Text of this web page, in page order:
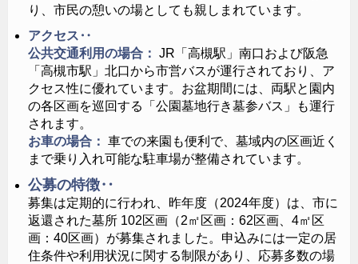
明るさを感じさせます。世代を超えて安心して受け継
ぐことができ、大切な方を祀るにふさわしい佇まいで
す。
り、市民の憩いの場としても親しまれています。
アクセス‥
公共交通利用の場合： JR「高槻駅」南口および阪急
「高槻市駅」北口から市営バスが運行されており、ア
クセス性に優れています。お盆期間には、両駅と園内
の各区画を巡回する「公園墓地行き墓参バス」も運行
されます。
お車の場合： 車での来園も便利で、墓域内の区画近く
まで乗り入れ可能な駐車場が整備されています。
公募の特徴‥
募集は定期的に行われ、昨年度（2024年度）は、市に
返還された墓所 102区画（2㎡区画：62区画、4㎡区
画：40区画）が募集されました。申込みには一定の居
住条件や利用状況に関する制限があり、応募多数の場